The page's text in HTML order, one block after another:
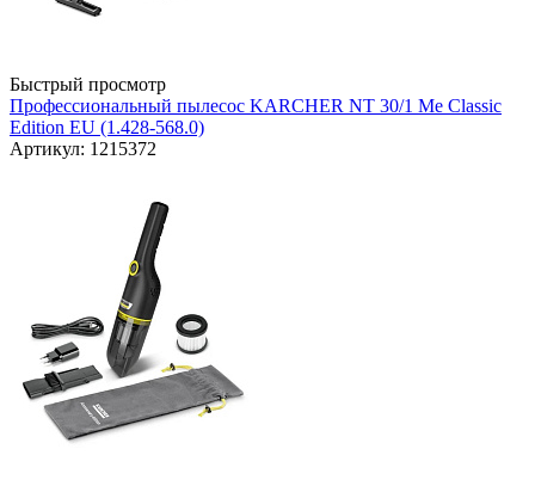
Быстрый просмотр
Профессиональный пылесос KARCHER NT 30/1 Me Classic
Edition EU (1.428-568.0)
Артикул: 1215372